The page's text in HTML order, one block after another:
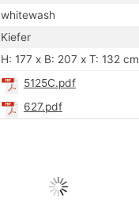
whitewash
Kiefer
H: 177 x B: 207 x T: 132 cm
5125C.pdf
627.pdf